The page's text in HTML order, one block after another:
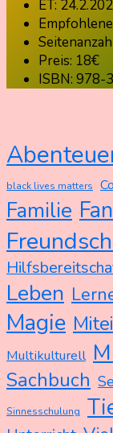
ET:
Preis: 18€
ISBN:
black lives matters
Familie
Leben
Magie
Multikulturell
Sachbuch
Sinnesschulung